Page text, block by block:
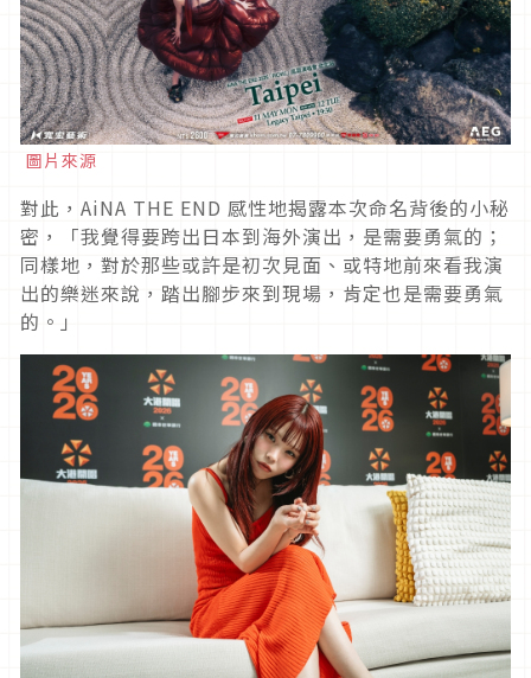
圖片來源
對此，AiNA THE END 感性地揭露本次命名背後的小秘
密，「我覺得要跨出日本到海外演出，是需要勇氣的；
同樣地，對於那些或許是初次見面、或特地前來看我演
出的樂迷來說，踏出腳步來到現場，肯定也是需要勇氣
的。」